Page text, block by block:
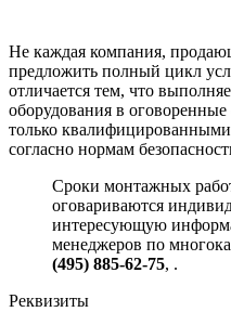
Не каждая компания,
предложить полный цикл
отличается тем, что
оборудования в
только
согласно нормам
Сроки монтажных
оговариваются
интересующую
менеджеров по
(495) 885-62-75, .
Реквизиты